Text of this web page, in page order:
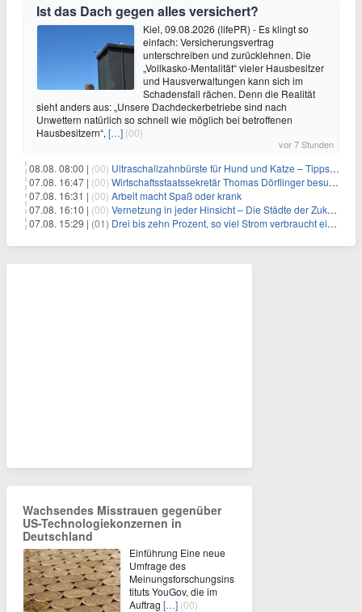
Ist das Dach gegen alles versichert?
Kiel, 09.08.2026 (lifePR) - Es klingt so
einfach: Versicherungsvertrag
unterschreiben und zurücklehnen. Die
„Vollkasko-Mentalität“ vieler Hausbesitzer
und Hausverwaltungen kann sich im
Schadensfall rächen. Denn die Realität
sieht anders aus: „Unsere Dachdeckerbetriebe sind nach
Unwettern natürlich so schnell wie möglich bei betroffenen
Hausbesitzern“, […] (00)
vor 7 Stunden
08.08. 08:00 | (00) Ultraschallzahnbürste für Hund und Katze – Tipps zur erfolgreichen Eingewöhnung
07.08. 16:47 | (00) Wirtschaftsstaatssekretär Thomas Dörflinger besucht Handwerksbetrieb im Kammerbezirk Freiburg
07.08. 16:31 | (00) Arbeit macht Spaß oder krank
07.08. 16:10 | (00) Vernetzung in jeder Hinsicht – Die Städte der Zukunft sind grün-blau
07.08. 15:29 | (01) Drei bis zehn Prozent, so viel Strom verbraucht ein Aufzug im Gebäude
Wachsendes Misstrauen gegenüber
US-Technologiekonzernen in
Deutschland
Einführung Eine neue
Umfrage des
Meinungsforschungsins
tituts YouGov, die im
Auftrag […] (00)